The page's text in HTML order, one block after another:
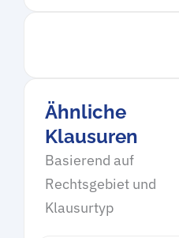
Ähnliche
Klausuren
Basierend auf
Rechtsgebiet und
Klausurtyp